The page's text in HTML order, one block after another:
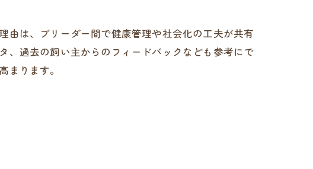
識
由は、ブリーダー間で健康管理や社会化の工夫が共有
、過去の飼い主からのフィードバックなども参考にで
ります。